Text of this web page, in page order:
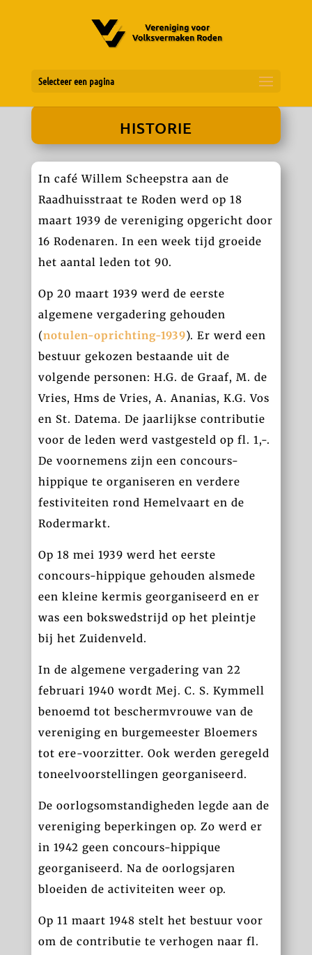
Selecteer een pagina
HISTORIE
In café Willem Scheepstra aan de
Raadhuisstraat te Roden werd op 18
maart 1939 de vereniging opgericht door
16 Rodenaren. In een week tijd groeide
het aantal leden tot 90.
Op 20 maart 1939 werd de eerste
algemene vergadering gehouden
(notulen-oprichting-1939). Er werd een
bestuur gekozen bestaande uit de
volgende personen: H.G. de Graaf, M. de
Vries, Hms de Vries, A. Ananias, K.G. Vos
en St. Datema. De jaarlijkse contributie
voor de leden werd vastgesteld op fl. 1,-.
De voornemens zijn een concours-
hippique te organiseren en verdere
festiviteiten rond Hemelvaart en de
Rodermarkt.
Op 18 mei 1939 werd het eerste
concours-hippique gehouden alsmede
een kleine kermis georganiseerd en er
was een bokswedstrijd op het pleintje
bij het Zuidenveld.
In de algemene vergadering van 22
februari 1940 wordt Mej. C. S. Kymmell
benoemd tot beschermvrouwe van de
vereniging en burgemeester Bloemers
tot ere-voorzitter. Ook werden geregeld
toneelvoorstellingen georganiseerd.
De oorlogsomstandigheden legde aan de
vereniging beperkingen op. Zo werd er
in 1942 geen concours-hippique
georganiseerd. Na de oorlogsjaren
bloeiden de activiteiten weer op.
Op 11 maart 1948 stelt het bestuur voor
om de contributie te verhogen naar fl.